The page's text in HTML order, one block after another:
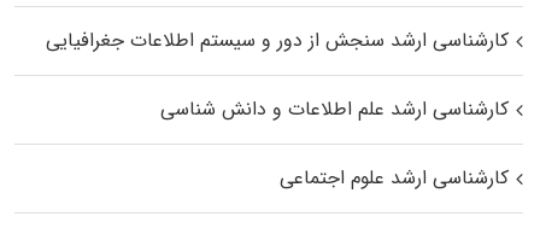
کارشناسی ارشد سنجش از دور و سیستم اطلاعات جغرافیایی
کارشناسی ارشد علم اطلاعات و دانش شناسی
کارشناسی ارشد علوم اجتماعی